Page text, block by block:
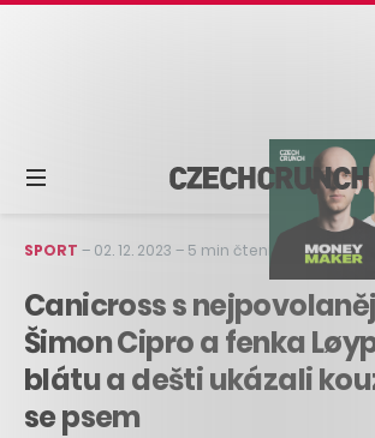
SPORT – 02. 12. 2023 – 5 min čtení
Canicross s
Šimon Cipro a fenka
blátu a dešti ukázali
se psem